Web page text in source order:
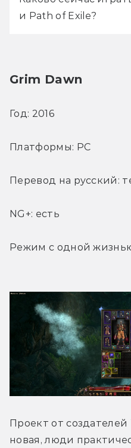
и Path of Exile?
Grim Dawn
Год: 2016
Платформы: PC
Перевод на русский:
NG+: есть
Режим с одной
Проект от
новая, люди